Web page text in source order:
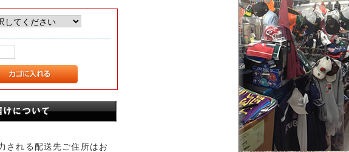
される配送先ご住所はお